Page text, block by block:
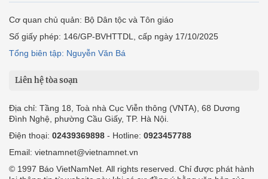
Cơ quan chủ quản: Bộ Dân tộc và Tôn giáo
Số giấy phép: 146/GP-BVHTTDL, cấp ngày 17/10/2025
Tổng biên tập: Nguyễn Văn Bá
Liên hệ tòa soạn
Địa chỉ: Tầng 18, Toà nhà Cục Viễn thông (VNTA), 68 Dương
Đình Nghệ, phường Cầu Giấy, TP. Hà Nội.
Điện thoại: 02439369898 - Hotline: 0923457788
Email: vietnamnet@vietnamnet.vn
© 1997 Báo VietNamNet. All rights reserved. Chỉ được phát hành